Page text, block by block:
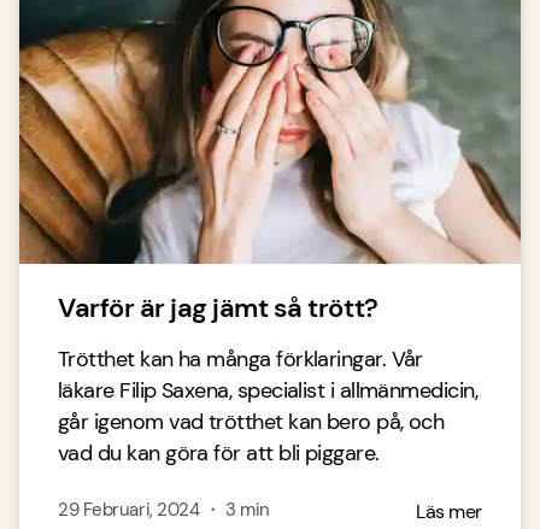
Varför är jag jämt så trött?
Trötthet kan ha många förklaringar. Vår
läkare Filip Saxena, specialist i allmänmedicin,
går igenom vad trötthet kan bero på, och
vad du kan göra för att bli piggare.
29 Februari, 2024・ 3 min Läs mer